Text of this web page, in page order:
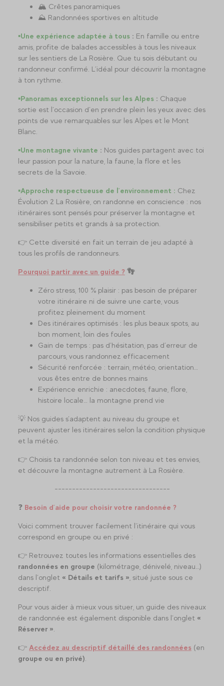
🏔️ Crêtes panoramiques
⛰️ Randonnées sportives en altitude
▪️Une expérience adaptée à tous : En famille ou entre
amis, profite de balades accessibles à tous les niveaux
sur les sentiers de La Rosière. Que tu sois débutant ou
randonneur confirmé. L’idéal pour découvrir la montagne
à ton rythme.
▪️Panoramas exceptionnels sur les Alpes : Chaque
sortie est l’occasion d’en prendre plein les yeux avec des
points de vue remarquables sur les Alpes et le Mont
Blanc.
▪️Une montagne vivante : Nos guides partagent avec toi
leur passion pour la nature, la faune, la flore et les
secrets de la Savoie.
▪️Approche respectueuse de l’environnement : Chez
Évolution 2 La Rosière, on randonne en conscience : nos
itinéraires sont pensés pour préserver la montagne et
sensibiliser petits et grands à sa protection.
👉 Cette diversité en fait un terrain de jeu adapté à
tous les profils de randonneurs.
Pourquoi partir avec un guide ? 👣
Zéro stress, 100 % plaisir : pas besoin de préparer
votre itinéraire ni de suivre une carte, vous
profitez pleinement du moment
Des itinéraires optimisés : les plus beaux spots, au
bon moment, loin des foules
Gain de temps : pas d’hésitation, pas d’erreur de
parcours, vous randonnez efficacement
Sécurité renforcée : terrain, météo, orientation…
vous êtes entre de bonnes mains
Expérience enrichie : anecdotes, faune, flore,
histoire locale… la montagne prend vie
💡 Nos guides s’adaptent au niveau du groupe et
peuvent ajuster les itinéraires selon la condition physique
et la météo.
👉 Choisis ta randonnée selon ton niveau et tes envies,
et découvre la montagne autrement à La Rosière.
---------------------------------
❓ Besoin d’aide pour choisir votre randonnée ?
Voici comment trouver facilement l’itinéraire qui vous
correspond en groupe ou en privé :
👉 Retrouvez toutes les informations essentielles des
randonnées en groupe (kilométrage, dénivelé, niveau…)
dans l’onglet « Détails et tarifs » , situé juste sous ce
descriptif.
Pour vous aider à mieux vous situer, un guide des niveaux
de randonnée est également disponible dans l’onglet «
Réserver »
👉 Accédez au descriptif détaillé des randonnées (en
groupe ou en privé)